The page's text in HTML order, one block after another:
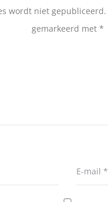
wordt niet gepubliceerd.
gemarkeerd met *
E-mail *